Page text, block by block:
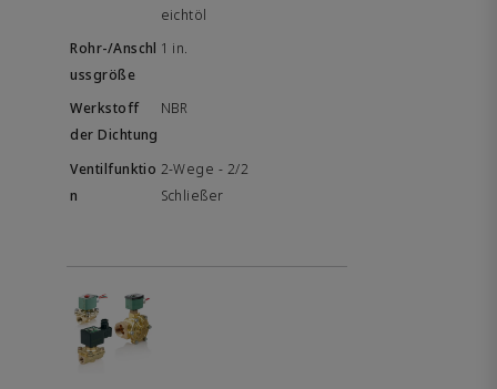
eichtöl
1 in.
NBR
2-Wege - 2/2
Schließer